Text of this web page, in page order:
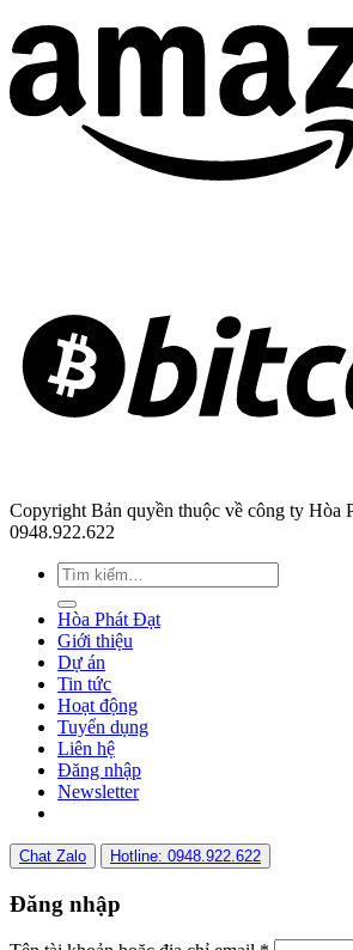
Copyright Bản quyền thuộc về công ty Hòa
0948.922.622
Hòa Phát Đạt
Giới thiệu
Dự án
Tin tức
Hoạt động
Tuyển dụng
Liên hệ
Đăng nhập
Newsletter
Chat Zalo Hotline: 0948.922.622
Đăng nhập